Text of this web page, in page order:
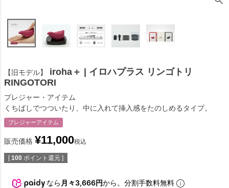
【旧モデル】
iroha＋ | イロハプラス リンゴトリ
RINGOTORI
プレジャー・アイテム
くちばしでつついたり、中に入れて挿入感をたのしめるタイプ。
プレジャーアイテム
販売価格 ¥11,000税込
[ 100 ポイント還元 ]
なら 月々3,666円から。分割手数料無料